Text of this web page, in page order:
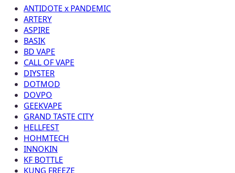
ANTIDOTE x PANDEMIC
ARTERY
ASPIRE
BASIK
BD VAPE
CALL OF VAPE
DIYSTER
DOTMOD
DOVPO
GEEKVAPE
GRAND TASTE CITY
HELLFEST
HOHMTECH
INNOKIN
KF BOTTLE
KUNG FREEZE